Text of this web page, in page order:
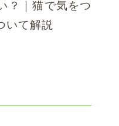
？｜猫で気をつ
いて解説